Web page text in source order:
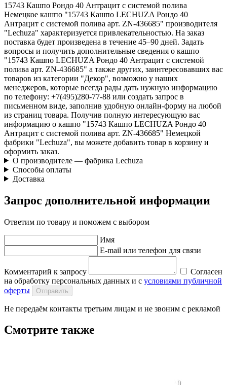
15743 Кашпо Рондо 40 Антрацит с системой полива
Немецкое кашпо "15743 Кашпо LECHUZA Рондо 40
Антрацит с системой полива арт. ZN-436685" производителя
"Lechuza" характеризуется привлекательностью. На заказ
поставка будет произведена в течение 45–90 дней. Задать
вопросы и получить дополнительные сведения о кашпо
"15743 Кашпо LECHUZA Рондо 40 Антрацит с системой
полива арт. ZN-436685" а также других, заинтересовавших вас
товаров из категории "Декор", возможно у наших
менеджеров, которые всегда рады дать нужную информацию
по телефону: +7(495)280-77-88 или создать запрос в
письменном виде, заполнив удобную онлайн-форму на любой
из страниц товара. Получив полную интересующую вас
информацию о кашпо "15743 Кашпо LECHUZA Рондо 40
Антрацит с системой полива арт. ZN-436685" Немецкой
фабрики "Lechuza", вы можете добавить товар в корзину и
оформить заказ.
О производителе — фабрика Lechuza
Способы оплаты
Доставка
Запрос дополнительной информации
Ответим по товару и поможем с выбором
Имя
E-mail или телефон для связи
Комментарий к запросу
Согласен
на обработку персональных данных и с условиями публичной
оферты
Отправить
Не передаём контакты третьим лицам и не звоним с рекламой
Смотрите также